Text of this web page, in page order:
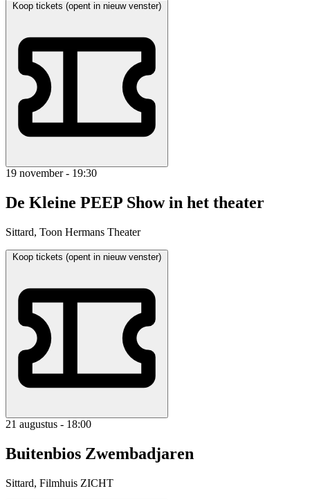
Koop tickets (opent in nieuw venster)
19 november - 19:30
De Kleine PEEP Show in het theater
Sittard, Toon Hermans Theater
Koop tickets (opent in nieuw venster)
21 augustus - 18:00
Buitenbios Zwembadjaren
Sittard, Filmhuis ZICHT